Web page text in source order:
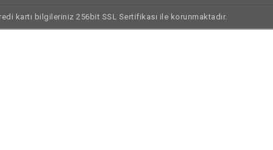
kartı bilgileriniz 256bit SSL Sertifikası ile korunmaktadır.